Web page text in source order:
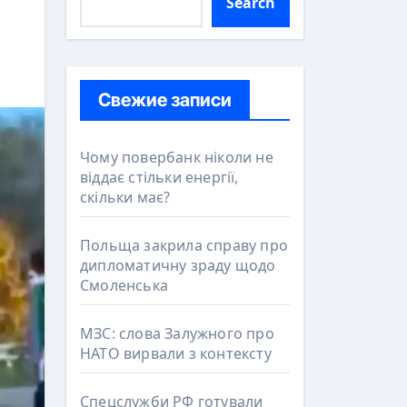
Свежие записи
Чому повербанк ніколи не
віддає стільки енергії,
скільки має?
Польща закрила справу про
дипломатичну зраду щодо
Смоленська
МЗС: слова Залужного про
НАТО вирвали з контексту
Спецслужби РФ готували